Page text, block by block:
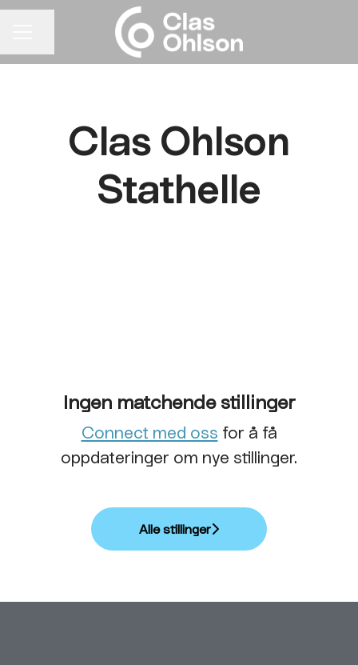
Clas Ohlson
Stathelle
Ingen matchende stillinger
Connect med oss for å få
oppdateringer om nye stillinger.
Alle stillinger